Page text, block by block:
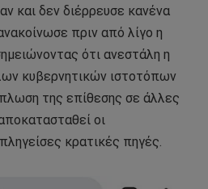
και δεν διέρρευσε κανένα
πριν από λίγο η
ότι ανεστάλη η
κυβερνητικών ιστοτόπων
της επίθεσης σε άλλες
οι
κρατικές πηγές.